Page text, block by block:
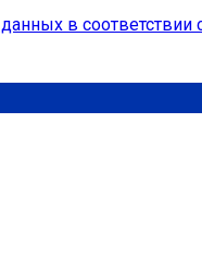
в соответствии